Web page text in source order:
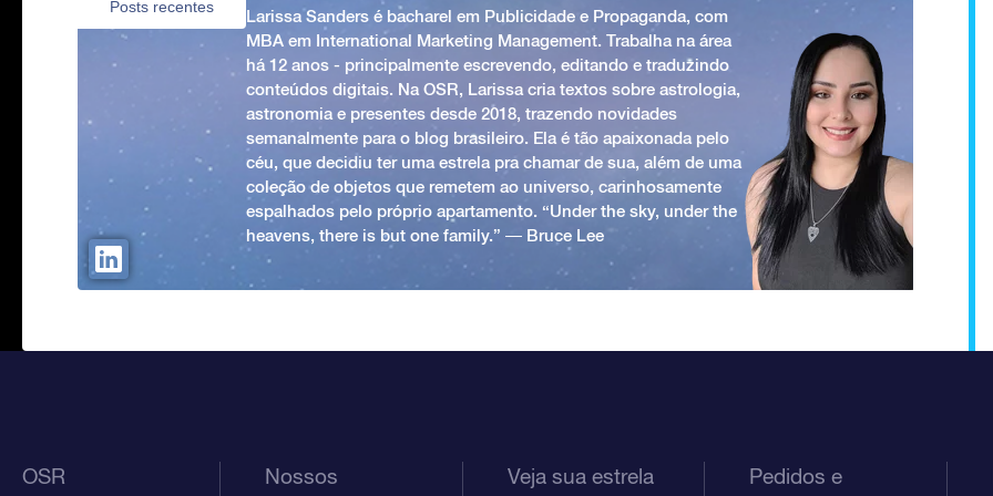
Posts recentes
Larissa Sanders é bacharel em Publicidade e Propaganda, com
MBA em International Marketing Management. Trabalha na área
há 12 anos - principalmente escrevendo, editando e traduzindo
conteúdos digitais. Na OSR, Larissa cria textos sobre astrologia,
astronomia e presentes desde 2018, trazendo novidades
semanalmente para o blog brasileiro. Ela é tão apaixonada pelo
céu, que decidiu ter uma estrela pra chamar de sua, além de uma
coleção de objetos que remetem ao universo, carinhosamente
espalhados pelo próprio apartamento. “Under the sky, under the
heavens, there is but one family.” ― Bruce Lee
OSR
Nossos
Veja sua estrela
Pedidos e